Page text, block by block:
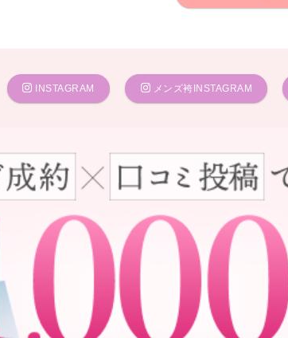
INSTAGRAM メンズ袴INSTAGRAM